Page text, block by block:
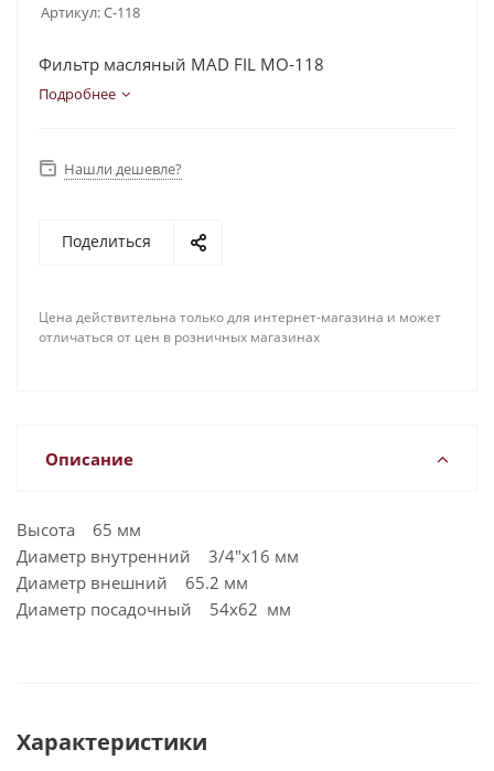
Артикул:C-118
Фильтр масляный MAD FIL MO-118
Подробнее
Нашли дешевле?
Поделиться
Цена действительна только для интернет-магазина и может
отличаться от цен в розничных магазинах
Описание
Высота 65 мм
Диаметр внутренний 3/4"x16 мм
Диаметр внешний 65.2 мм
Диаметр посадочный 54x62 мм
Характеристики